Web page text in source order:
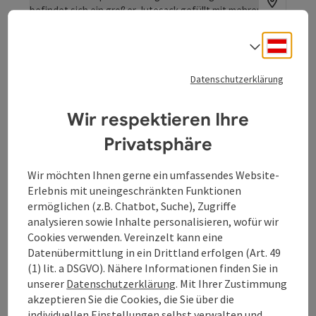
Wir bieten Sauwalderdäpfel und Produkte aus Erdäpfeln,
z.B. den Sauwald-Wodka! Es gibt aber auch Saatgut und
Geschenksartikel! Besuchen Sie unseren Onlineshop oder
kommen Sie zum ab Hof Verkauf! Betriebsbesichtigung
nach terminlicher Vereinbarung möglich.
St. Aegidi
Öffnungszeiten
MO Montag geöffnet
DIDienstag geöffnet
MIMittwoch geöffnet
DODonnerstag geöffnet
FRFreitag geöffnet
SASamstag geöffnet
SOSonntag geöffnet
FEFeiertag geöffnet
Beitrag merken : Sauwald-Wodka
Sauwald-Wodka
Datenschutzerklärung
Wir respektieren Ihre
Privatsphäre
Wir möchten Ihnen gerne ein umfassendes Website-
Erlebnis mit uneingeschränkten Funktionen
ermöglichen (z.B. Chatbot, Suche), Zugriffe
analysieren sowie Inhalte personalisieren, wofür wir
Cookies verwenden. Vereinzelt kann eine
Datenübermittlung in ein Drittland erfolgen (Art. 49
(1) lit. a DSGVO). Nähere Informationen finden Sie in
unserer Datenschutzerklärung. Mit Ihrer Zustimmung
akzeptieren Sie die Cookies, die Sie über die